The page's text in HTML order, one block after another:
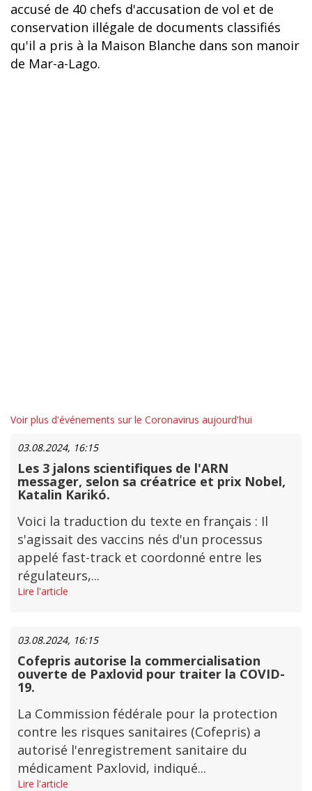
accusé de 40 chefs d'accusation de vol et de
conservation illégale de documents classifiés
qu'il a pris à la Maison Blanche dans son manoir
de Mar-a-Lago.
Voir plus d'événements sur le Coronavirus aujourd'hui
03.08.2024, 16:15
Les 3 jalons scientifiques de l'ARN
messager, selon sa créatrice et prix Nobel,
Katalin Karikó.
Voici la traduction du texte en français : Il
s'agissait des vaccins nés d'un processus
appelé fast-track et coordonné entre les
régulateurs,...
Lire l'article
03.08.2024, 16:15
Cofepris autorise la commercialisation
ouverte de Paxlovid pour traiter la COVID-
19.
La Commission fédérale pour la protection
contre les risques sanitaires (Cofepris) a
autorisé l'enregistrement sanitaire du
médicament Paxlovid, indiqué...
Lire l'article